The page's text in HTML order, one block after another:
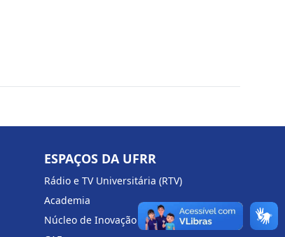
ESPAÇOS DA UFRR
Rádio e TV Universitária (RTV)
Academia
Núcleo de Inovação Tecnológica (NIT)